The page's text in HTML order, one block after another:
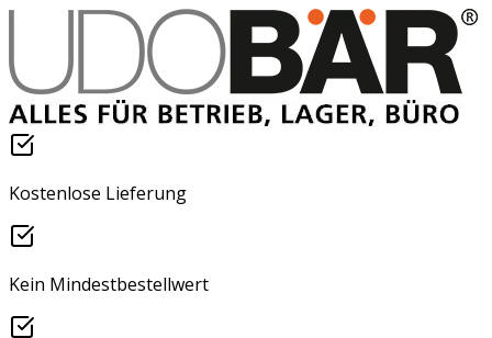
Kostenlose Lieferung
Kein Mindestbestellwert